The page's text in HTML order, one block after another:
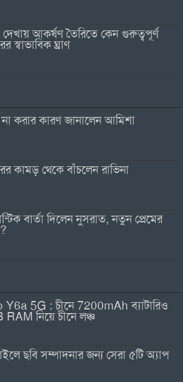
দেখায় আকর্ষণ তৈরিতে কেন গুরুত্বপূর্ণ
স্বাভাবিক ঘ্রাণ
না করার কারণ জানালেন আমিশা
কামড় থেকে বাঁচলেন রাভিনা
বার্তা দিলেন নুসরাত, নতুন প্রেমের
Y6a 5G : চীনে 7200mAh ব্যাটারিও
RAM নিয়ে চীনে লঞ্চ
ছবি সম্পাদনার জন্য সেরা ৫টি অ্যাপ